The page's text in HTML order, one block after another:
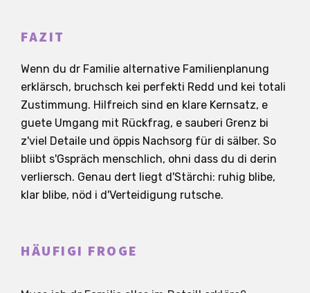
FAZIT
Wenn du dr Familie alternative Familienplanung
erklärsch, bruchsch kei perfekti Redd und kei totali
Zustimmung. Hilfreich sind en klare Kernsatz, e
guete Umgang mit Rückfrag, e sauberi Grenz bi
z'viel Detaile und öppis Nachsorg für di sälber. So
bliibt s'Gspräch menschlich, ohni dass du di derin
verliersch. Genau dert liegt d'Stärchi: ruhig blibe,
klar blibe, nöd i d'Verteidigung rutsche.
HÄUFIGI FROGE